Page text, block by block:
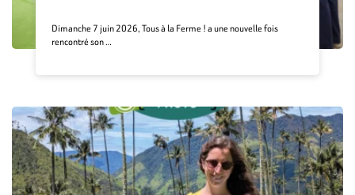
Dimanche 7 juin 2026, Tous à la Ferme ! a une nouvelle fois
rencontré son …